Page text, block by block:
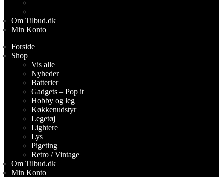
Om Tilbud.dk
Min Konto
Forside
Shop
Vis alle
Nyheder
Batterier
Gadgets – Pop it
Hobby og leg
Køkkenudstyr
Legetøj
Lightere
Lys
Pigeting
Retro / Vintage
Om Tilbud.dk
Min Konto